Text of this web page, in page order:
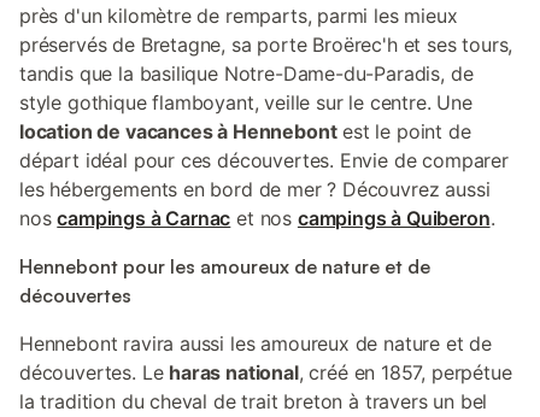
près d'un kilomètre de remparts, parmi les mieux
préservés de Bretagne, sa porte Broërec'h et ses tours,
tandis que la basilique Notre-Dame-du-Paradis, de
style gothique flamboyant, veille sur le centre. Une
location de vacances à Hennebontest le point de
départ idéal pour ces découvertes. Envie de comparer
les hébergements en bord de mer ? Découvrez aussi
noscampings à Carnac et nos campings à Quiberon.
Hennebont pour les amoureux de nature et de
découvertes
Hennebont ravira aussi les amoureux de nature et de
découvertes. Le haras national, créé en 1857, perpétue
la tradition du cheval de trait breton à travers un bel